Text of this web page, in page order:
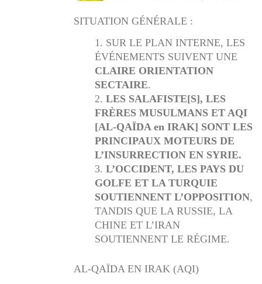
SITUATION GÉNÉRALE :
SUR LE PLAN INTERNE, LES
ÉVÉNEMENTS SUIVENT UNE
CLAIRE ORIENTATION
SECTAIRE.
LES SALAFISTE[S], LES
FRÈRES MUSULMANS ET AQI
[AL-QAÏDA en IRAK] SONT LES
PRINCIPAUX MOTEURS DE
L’INSURRECTION EN SYRIE.
L’OCCIDENT, LES PAYS DU
GOLFE ET LA TURQUIE
SOUTIENNENT L’OPPOSITION,
TANDIS QUE LA RUSSIE, LA
CHINE ET L’IRAN
SOUTIENNENT LE RÉGIME.
AL-QAÏDA EN IRAK (AQI)